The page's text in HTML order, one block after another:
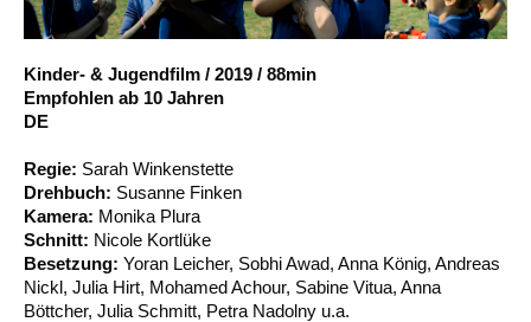
Account
Kinder- & Jugendfilm / 2019 / 88min
Empfohlen ab 10 Jahren
DE
Regie: Sarah Winkenstette
Drehbuch: Susanne Finken
Kamera: Monika Plura
Schnitt: Nicole Kortlüke
Besetzung: Yoran Leicher, Sobhi Awad, Anna König, Andreas
Nickl, Julia Hirt, Mohamed Achour, Sabine Vitua, Anna
Böttcher, Julia Schmitt, Petra Nadolny u.a.